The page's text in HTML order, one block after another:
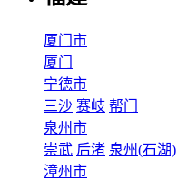
厦门市
厦门
宁德市
三沙 赛岐 帮门
泉州市
崇武 后渚 泉州(石湖)
漳州市